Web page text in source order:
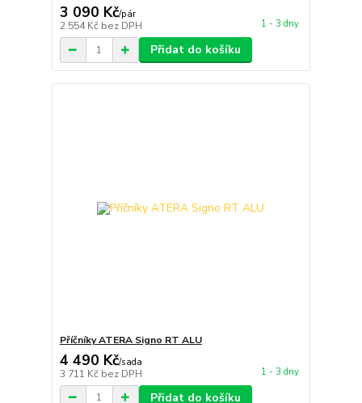
3 090 Kč/pár
2 554 Kč bez DPH 1 - 3 dny
Přidat do košíku
Příčníky ATERA Signo RT ALU
4 490 Kč/sada
3 711 Kč bez DPH 1 - 3 dny
Přidat do košíku